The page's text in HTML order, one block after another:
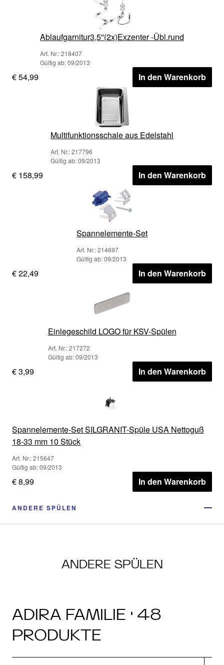
Ablaufgarnitur3,5''(2x)Exzenter -Übl.rund
Art. Nr.: 218407
Gültig ab: 09/2013
€ 54,99 In den Warenkorb
Multifunktionsschale aus Edelstahl
Art. Nr.: 217796
Gültig ab: 09/2013
€ 158,99 In den Warenkorb
Spannelemente-Set
Art. Nr.: 214697
Gültig ab: 09/2013
€ 22,49 In den Warenkorb
Einlegeschild LOGO für KSV-Spülen
Art. Nr.: 217272
Gültig ab: 09/2013
€ 3,99 In den Warenkorb
Spannelemente-Set SILGRANIT-Spüle USA Nettoguß
18-33 mm 10 Stück
Art. Nr.: 215647
Gültig ab: 09/2013
€ 8,99 In den Warenkorb
ANDERE SPÜLEN
ANDERE SPÜLEN
ADIRA FAMILIE · 48
PRODUKTE